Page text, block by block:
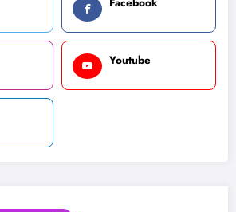
Youtube